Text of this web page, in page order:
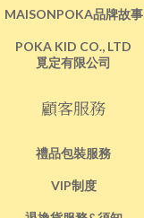
MAISONPOKA品牌故事
POKA KID CO., LTD
覓定有限公司
顧客服務
禮品包裝服務
VIP制度